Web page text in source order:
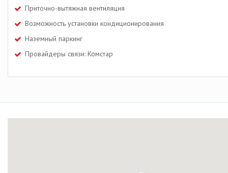
Приточно-вытяжная вентиляция
Возможность установки кондиционирования
Наземный паркинг
Провайдеры связи: Комстар